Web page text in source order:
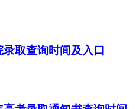
取查询时间及入口